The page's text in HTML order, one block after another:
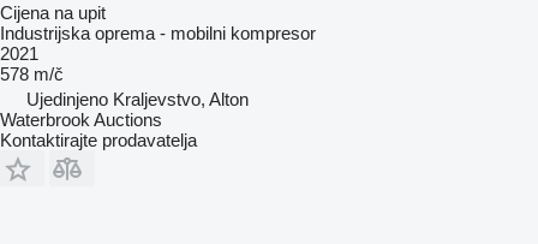
Cijena na upit
Industrijska oprema - mobilni kompresor
2021
578 m/č
Ujedinjeno Kraljevstvo, Alton
Waterbrook Auctions
Kontaktirajte prodavatelja